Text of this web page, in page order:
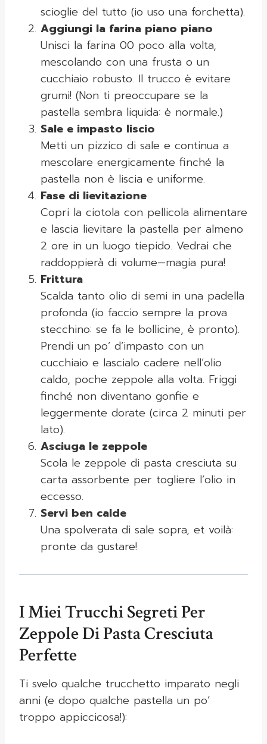
scioglie del tutto (io uso una forchetta).
Aggiungi la farina piano piano
Unisci la farina 00 poco alla volta,
mescolando con una frusta o un
cucchiaio robusto. Il trucco è evitare
grumi! (Non ti preoccupare se la
pastella sembra liquida: è normale.)
Sale e impasto liscio
Metti un pizzico di sale e continua a
mescolare energicamente finché la
pastella non è liscia e uniforme.
Fase di lievitazione
Copri la ciotola con pellicola alimentare
e lascia lievitare la pastella per almeno
2 ore in un luogo tiepido. Vedrai che
raddoppierà di volume—magia pura!
Frittura
Scalda tanto olio di semi in una padella
profonda (io faccio sempre la prova
stecchino: se fa le bollicine, è pronto).
Prendi un po’ d’impasto con un
cucchiaio e lascialo cadere nell’olio
caldo, poche zeppole alla volta. Friggi
finché non diventano gonfie e
leggermente dorate (circa 2 minuti per
lato).
Asciuga le zeppole
Scola le zeppole di pasta cresciuta su
carta assorbente per togliere l’olio in
eccesso.
Servi ben calde
Una spolverata di sale sopra, et voilà:
pronte da gustare!
I Miei Trucchi Segreti Per
Zeppole Di Pasta Cresciuta
Perfette
Ti svelo qualche trucchetto imparato negli
anni (e dopo qualche pastella un po’
troppo appiccicosa!):